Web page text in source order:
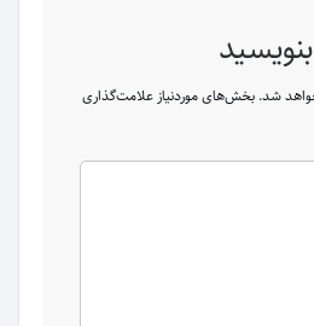
شد. بخش‌های موردنیاز علامت‌گذاری